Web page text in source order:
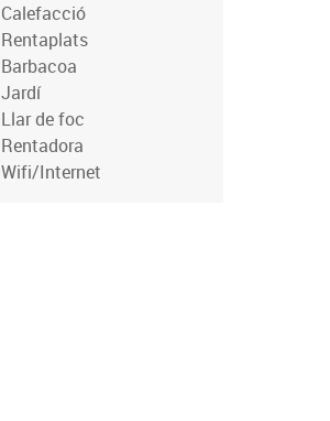
Calefacció
Rentaplats
Barbacoa
Jardí
Llar de foc
Rentadora
Wifi/Internet